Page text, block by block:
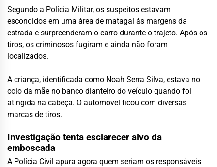
Segundo a Polícia Militar, os suspeitos estavam
escondidos em uma área de matagal às margens da
estrada e surpreenderam o carro durante o trajeto. Após os
tiros, os criminosos fugiram e ainda não foram
localizados.
A criança, identificada como Noah Serra Silva, estava no
colo da mãe no banco dianteiro do veículo quando foi
atingida na cabeça. O automóvel ficou com diversas
marcas de tiros.
Investigação tenta esclarecer alvo da
emboscada
A Polícia Civil apura agora quem seriam os responsáveis